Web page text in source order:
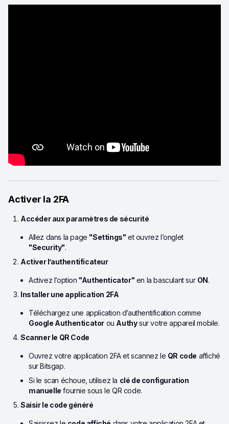
Activer la 2FA
Accéder aux paramètres de sécurité
Allez dans la page "Settings" et ouvrez l’onglet
"Security".
Activer l’authentificateur
Activez l’option "Authenticator" en la basculant sur ON.
Installer une application 2FA
Téléchargez une application d’authentification comme
Google Authenticator ou Authysur votre appareil mobile.
Scanner le QR Code
Ouvrez votre application 2FA et scannez le QR code affiché
sur Bitsgap.
Si le scan échoue, utilisez la clé de configuration
manuelle fournie sous le QR code.
Saisir le code généré